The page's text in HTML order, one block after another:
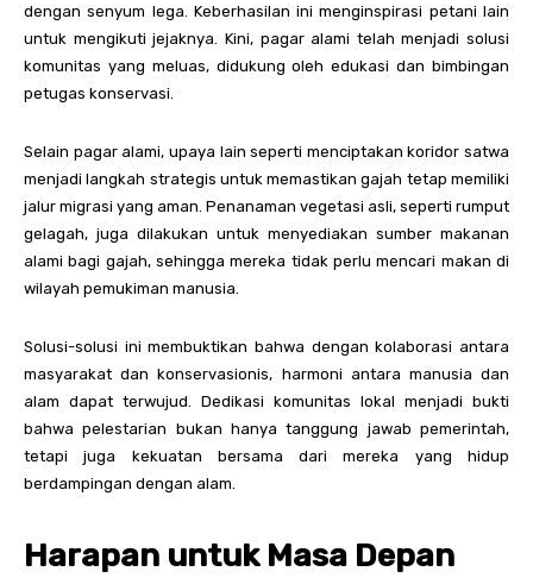
dengan senyum lega. Keberhasilan ini menginspirasi petani lain
untuk mengikuti jejaknya. Kini, pagar alami telah menjadi solusi
komunitas yang meluas, didukung oleh edukasi dan bimbingan
petugas konservasi.
Selain pagar alami, upaya lain seperti menciptakan koridor satwa
menjadi langkah strategis untuk memastikan gajah tetap memiliki
jalur migrasi yang aman. Penanaman vegetasi asli, seperti rumput
gelagah, juga dilakukan untuk menyediakan sumber makanan
alami bagi gajah, sehingga mereka tidak perlu mencari makan di
wilayah pemukiman manusia.
Solusi-solusi ini membuktikan bahwa dengan kolaborasi antara
masyarakat dan konservasionis, harmoni antara manusia dan
alam dapat terwujud. Dedikasi komunitas lokal menjadi bukti
bahwa pelestarian bukan hanya tanggung jawab pemerintah,
tetapi juga kekuatan bersama dari mereka yang hidup
berdampingan dengan alam.
Harapan untuk Masa Depan